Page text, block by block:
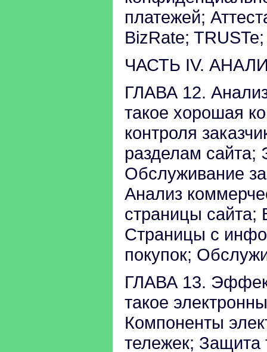
платежей;
BizRate;
ЧАСТЬ IV.
ГЛАВА 12.
такое хорошая
контроля
разделам сайта;
Обслуживание
Анализ
страницы сайта;
Страницы с
покупок;
ГЛАВА 13.
такое
Компоненты
тележек; Защита